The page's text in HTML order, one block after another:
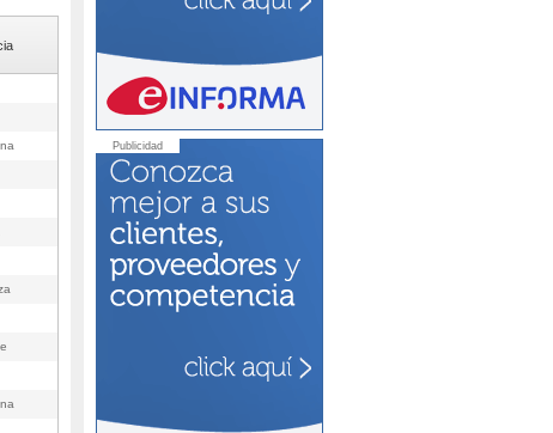
Publicidad